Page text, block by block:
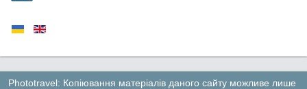
Phototravel: Копіювання матеріалів даного сайту можливе лише